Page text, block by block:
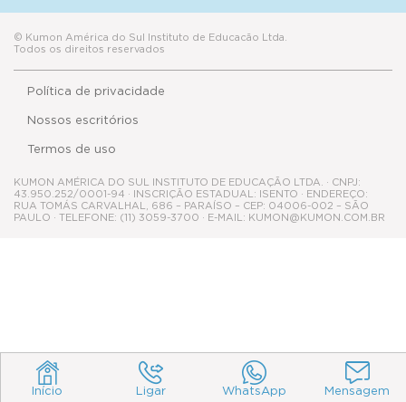
Início Ligar WhatsApp Mensagem
© Kumon América do Sul Instituto de Educacão Ltda.
Todos os direitos reservados
Política de privacidade
Termos de uso
Nossos escritórios
KUMON AMÉRICA DO SUL INSTITUTO DE EDUCAÇÃO LTDA. · CNPJ:
43.950.252/0001-94 · INSCRIÇÃO ESTADUAL: ISENTO · ENDEREÇO:
RUA TOMÁS CARVALHAL, 686 – PARAÍSO – CEP: 04006-002 – SÃO
PAULO · TELEFONE: (11) 3059-3700 · E-MAIL: KUMON@KUMON.COM.BR